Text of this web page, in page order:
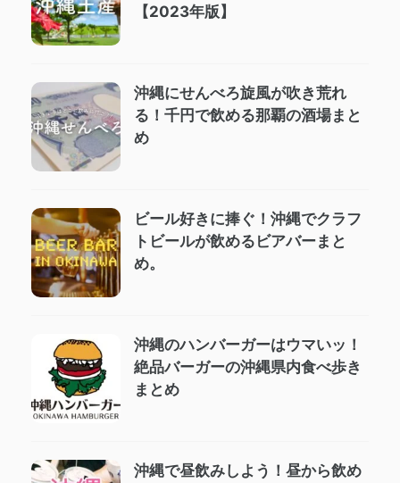
【2023年版】
沖縄にせんべろ旋風が吹き荒れ
る！千円で飲める那覇の酒場まと
め
ビール好きに捧ぐ！沖縄でクラフ
トビールが飲めるビアバーまと
め。
沖縄のハンバーガーはウマいッ！
絶品バーガーの沖縄県内食べ歩き
まとめ
沖縄で昼飲みしよう！昼から飲め